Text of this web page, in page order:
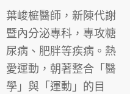
葉峻榳醫師，新陳代謝
暨內分泌專科，專攻糖
尿病、肥胖等疾病。熱
愛運動，朝著整合「醫
學」與「運動」的目